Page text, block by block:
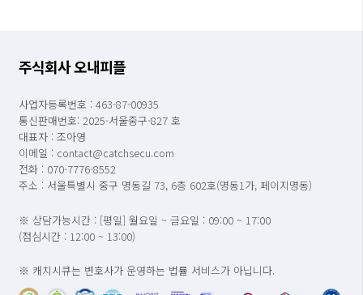
주식회사 오내피플
사업자등록번호 : 463-87-00935
통신판매번호: 2025-서울중구-827 호
대표자 : 조아영
이메일 : contact@catchsecu.com
전화 : 070-7776-8552
주소 : 서울특별시 중구 명동길 73, 6층 602호(명동1가, 페이지명동)
※ 상담가능시간 : [평일] 월요일 ~ 금요일 : 09:00 ~ 17:00
(점심시간 : 12:00 ~ 13:00)
※ 캐치시큐는 변호사가 운영하는 법률 서비스가 아닙니다.